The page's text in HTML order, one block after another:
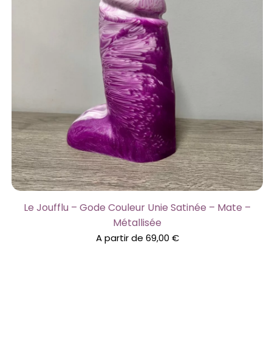
Le Joufflu – Gode Couleur Unie Satinée – Mate –
Métallisée
A partir de 69,00 €